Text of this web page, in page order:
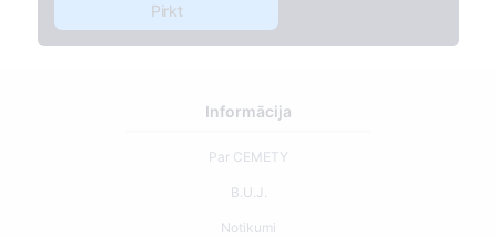
Pirkt
Informācija
Par CEMETY
B.U.J.
Notikumi